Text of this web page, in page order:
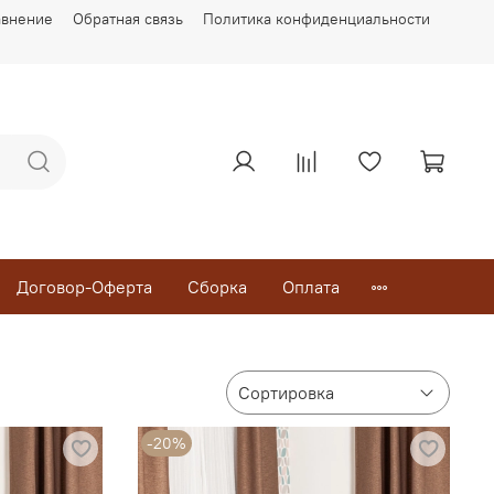
Обратная связь Политика конфиденциальности
Договор-Оферта Сборка Оплата
-20%